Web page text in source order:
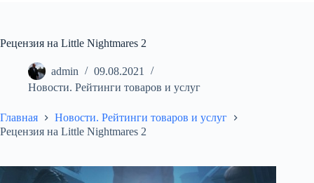
Рецензия на Little Nightmares 2
admin
09.08.2021
Новости. Рейтинги товаров и услуг
Главная
Новости. Рейтинги товаров и услуг
Рецензия на Little Nightmares 2